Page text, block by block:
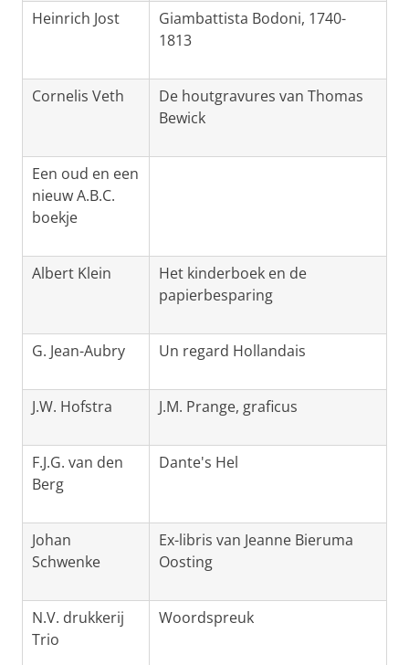
Heinrich Jost
Giambattista Bodoni, 1740-
1813
Cornelis Veth
De houtgravures van Thomas
Bewick
Een oud en een
nieuw A.B.C.
boekje
Albert Klein
Het kinderboek en de
papierbesparing
G. Jean-Aubry Un regard Hollandais
J.W. Hofstra J.M. Prange, graficus
F.J.G. van den
Berg
Dante's Hel
Johan
Schwenke
Ex-libris van Jeanne Bieruma
Oosting
N.V. drukkerij
Trio
Woordspreuk